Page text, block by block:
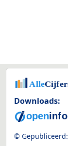
Downloads:
© Gepubliceerd: